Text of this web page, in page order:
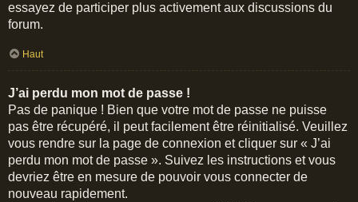
essayez de participer plus activement aux discussions du
forum.
Haut
J’ai perdu mon mot de passe !
Pas de panique ! Bien que votre mot de passe ne puisse
pas être récupéré, il peut facilement être réinitialisé. Veuillez
vous rendre sur la page de connexion et cliquer sur « J’ai
perdu mon mot de passe ». Suivez les instructions et vous
devriez être en mesure de pouvoir vous connecter de
nouveau rapidement.